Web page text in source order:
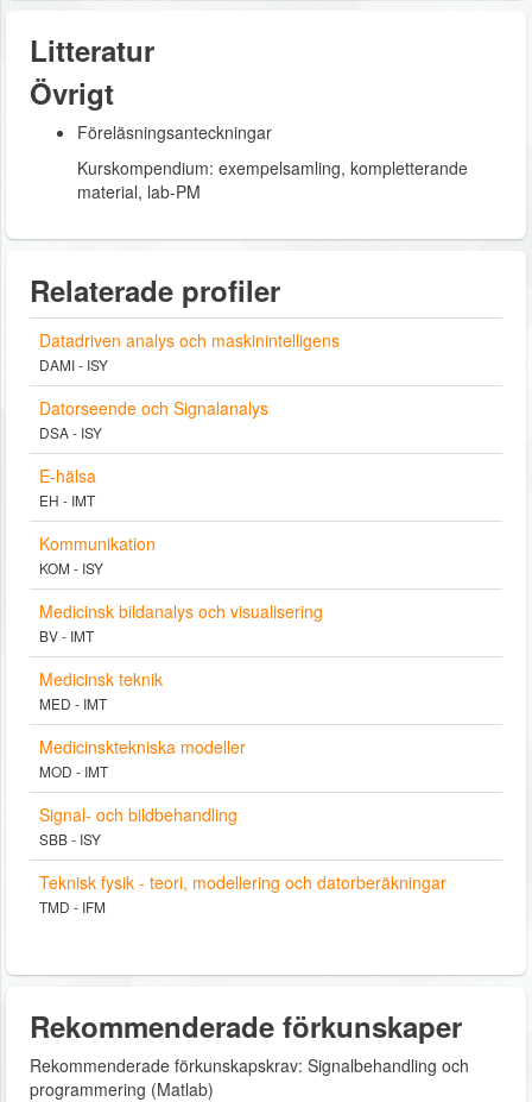
Litteratur
Övrigt
Föreläsningsanteckningar
Kurskompendium: exempelsamling, kompletterande
material, lab-PM
Relaterade profiler
Datadriven analys och maskinintelligens
DAMI - ISY
Datorseende och Signalanalys
DSA - ISY
E-hälsa
EH - IMT
Kommunikation
KOM - ISY
Medicinsk bildanalys och visualisering
BV - IMT
Medicinsk teknik
MED - IMT
Medicinsktekniska modeller
MOD - IMT
Signal- och bildbehandling
SBB - ISY
Teknisk fysik - teori, modellering och datorberäkningar
TMD - IFM
Rekommenderade förkunskaper
Rekommenderade förkunskapskrav: Signalbehandling och
programmering (Matlab)